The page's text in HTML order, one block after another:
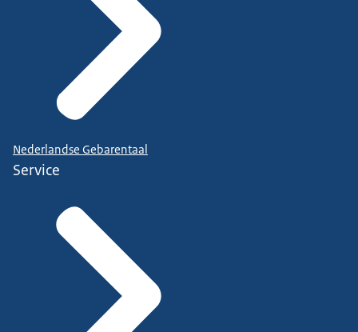
Nederlandse Gebarentaal
Service